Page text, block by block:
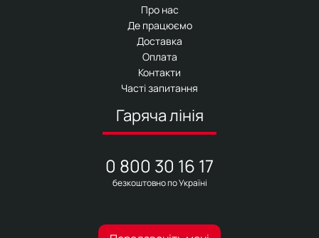
Про нас
Де працюємо
Доставка
Оплата
Контакти
Часті запитання
Гаряча лінія
0 800 30 16 17
безкоштовно по Україні